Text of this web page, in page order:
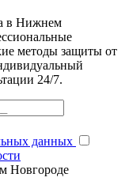
в Нижнем
методы защиты от
24/7.
данных